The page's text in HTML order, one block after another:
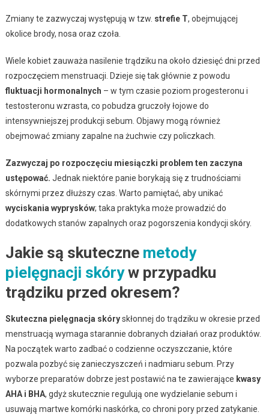
Zmiany te zazwyczaj występują w tzw. strefie T, obejmującej
okolice brody, nosa oraz czoła.
Wiele kobiet zauważa nasilenie trądziku na około dziesięć dni przed
rozpoczęciem menstruacji. Dzieje się tak głównie z powodu
fluktuacji hormonalnych – w tym czasie poziom progesteronu i
testosteronu wzrasta, co pobudza gruczoły łojowe do
intensywniejszej produkcji sebum. Objawy mogą również
obejmować zmiany zapalne na żuchwie czy policzkach.
Zazwyczaj po rozpoczęciu miesiączki problem ten zaczyna
ustępować. Jednak niektóre panie borykają się z trudnościami
skórnymi przez dłuższy czas. Warto pamiętać, aby unikać
wyciskania wyprysków; taka praktyka może prowadzić do
dodatkowych stanów zapalnych oraz pogorszenia kondycji skóry.
Jakie są skuteczne metody
pielęgnacji skóryw przypadku
trądziku przed okresem?
Skuteczna pielęgnacja skóryskłonnej do trądziku w okresie przed
menstruacją wymaga starannie dobranych działań oraz produktów.
Na początek warto zadbać o codzienne oczyszczanie, które
pozwala pozbyć się zanieczyszczeń i nadmiaru sebum. Przy
wyborze preparatów dobrze jest postawić na te zawierające kwasy
AHA i BHA, gdyż skutecznie regulują one wydzielanie sebum i
usuwają martwe komórki naskórka, co chroni pory przed zatykanie.